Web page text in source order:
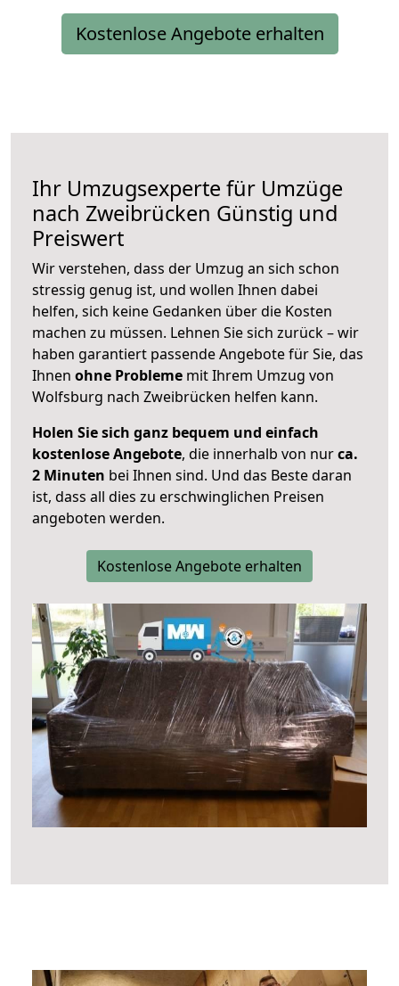
Kostenlose Angebote erhalten
Ihr Umzugsexperte für Umzüge
nach Zweibrücken Günstig und
Preiswert
Wir verstehen, dass der Umzug an sich schon
stressig genug ist, und wollen Ihnen dabei
helfen, sich keine Gedanken über die Kosten
machen zu müssen. Lehnen Sie sich zurück – wir
haben garantiert passende Angebote für Sie, das
Ihnen ohne Probleme mit Ihrem Umzug von
Wolfsburg nach Zweibrücken helfen kann.
Holen Sie sich ganz bequem und einfach
kostenlose Angebote, die innerhalb von nurca.
2 Minuten bei Ihnen sind. Und das Beste daran
ist, dass all dies zu erschwinglichen Preisen
angeboten werden.
Kostenlose Angebote erhalten